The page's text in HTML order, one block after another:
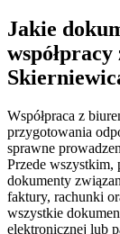
Jakie
Współpraca z
przygotowania
sprawne
Przede wszystkim,
dokumenty
faktury, rachunki
wszystkie
elektronicznej lub